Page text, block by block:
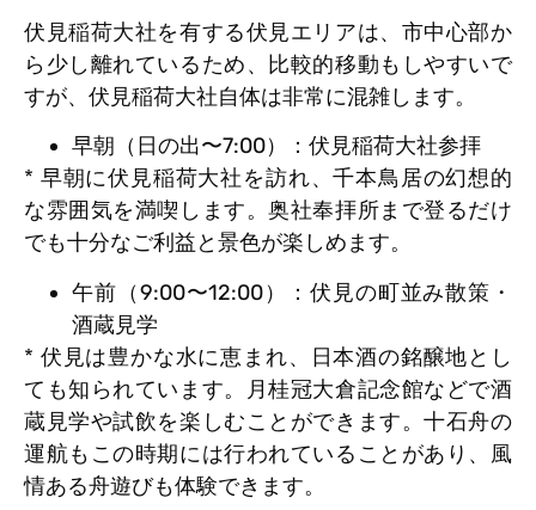
伏見稲荷大社を有する伏見エリアは、市中心部か
ら少し離れているため、比較的移動もしやすいで
すが、伏見稲荷大社自体は非常に混雑します。
早朝（日の出〜7:00）：伏見稲荷大社参拝
* 早朝に伏見稲荷大社を訪れ、千本鳥居の幻想的
な雰囲気を満喫します。奥社奉拝所まで登るだけ
でも十分なご利益と景色が楽しめます。
午前（9:00〜12:00）：伏見の町並み散策・
酒蔵見学
* 伏見は豊かな水に恵まれ、日本酒の銘醸地とし
ても知られています。月桂冠大倉記念館などで酒
蔵見学や試飲を楽しむことができます。十石舟の
運航もこの時期には行われていることがあり、風
情ある舟遊びも体験できます。